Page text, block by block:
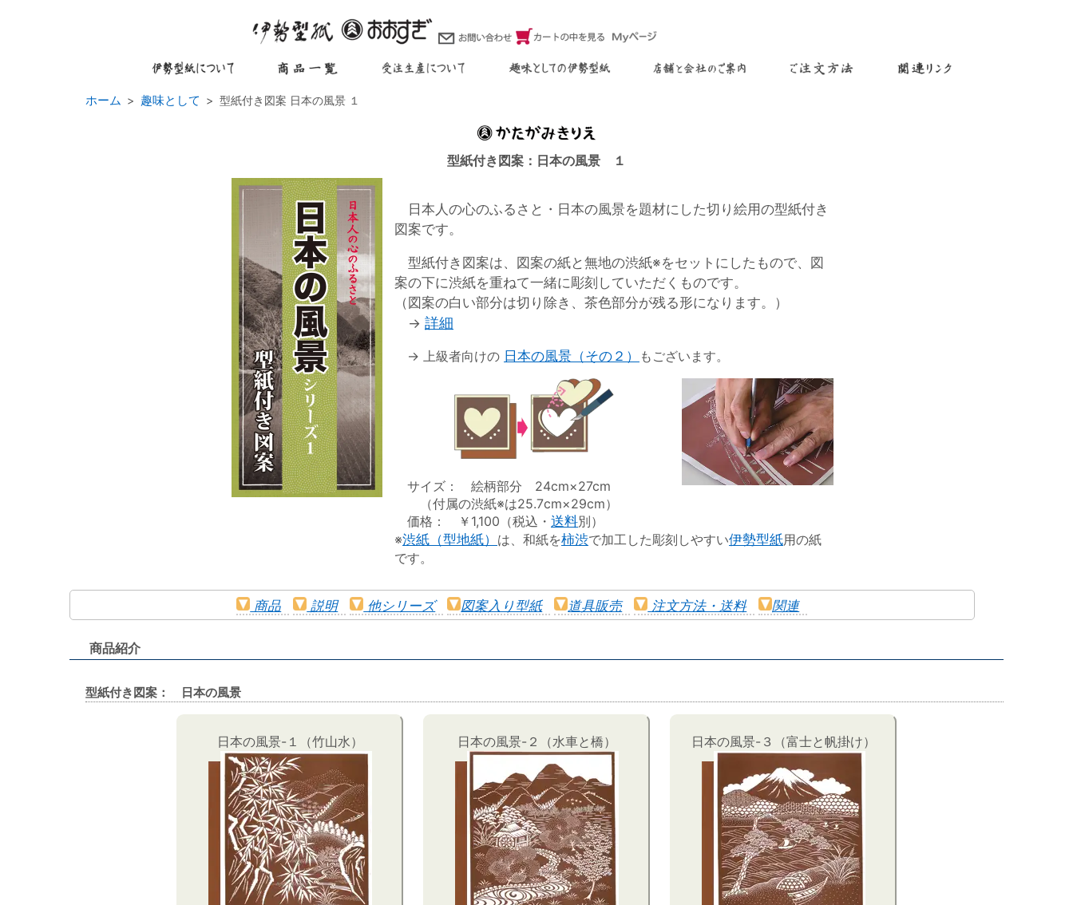
ホーム 趣味として 型紙付き図案 日本の風景 １
型紙付き図案：日本の風景 １
日本人の心のふるさと・日本の風景を題材にした切り絵用の型紙付き
図案です。
型紙付き図案は、図案の紙と無地の渋紙※をセットにしたもので、図
案の下に渋紙を重ねて一緒に彫刻していただくものです。
（図案の白い部分は切り除き、茶色部分が残る形になります。）
→ 詳細
→ 上級者向けの 日本の風景（その２） もございます。
サイズ： 絵柄部分 24cm×27cm
（付属の渋紙※は25.7cm×29cm）
価格： ￥1,100（税込・ 送料別）
※渋紙（型地紙） は、和紙を柿渋で加工した彫刻しやすい伊勢型紙用の紙
です。
商品 説明 他シリーズ 図案入り型紙 道具販売 注文方法・送料 関連
商品紹介
型紙付き図案： 日本の風景
日本の風景-１（竹山水） 日本の風景-２（水車と橋） 日本の風景-３（富士と帆掛け）